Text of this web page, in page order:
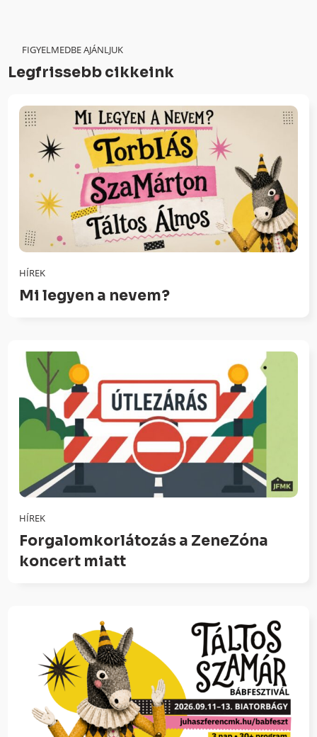
FIGYELMEDBE AJÁNLJUK
Legfrissebb cikkeink
HÍREK
Mi legyen a nevem?
HÍREK
Forgalomkorlátozás a ZeneZóna
koncert miatt